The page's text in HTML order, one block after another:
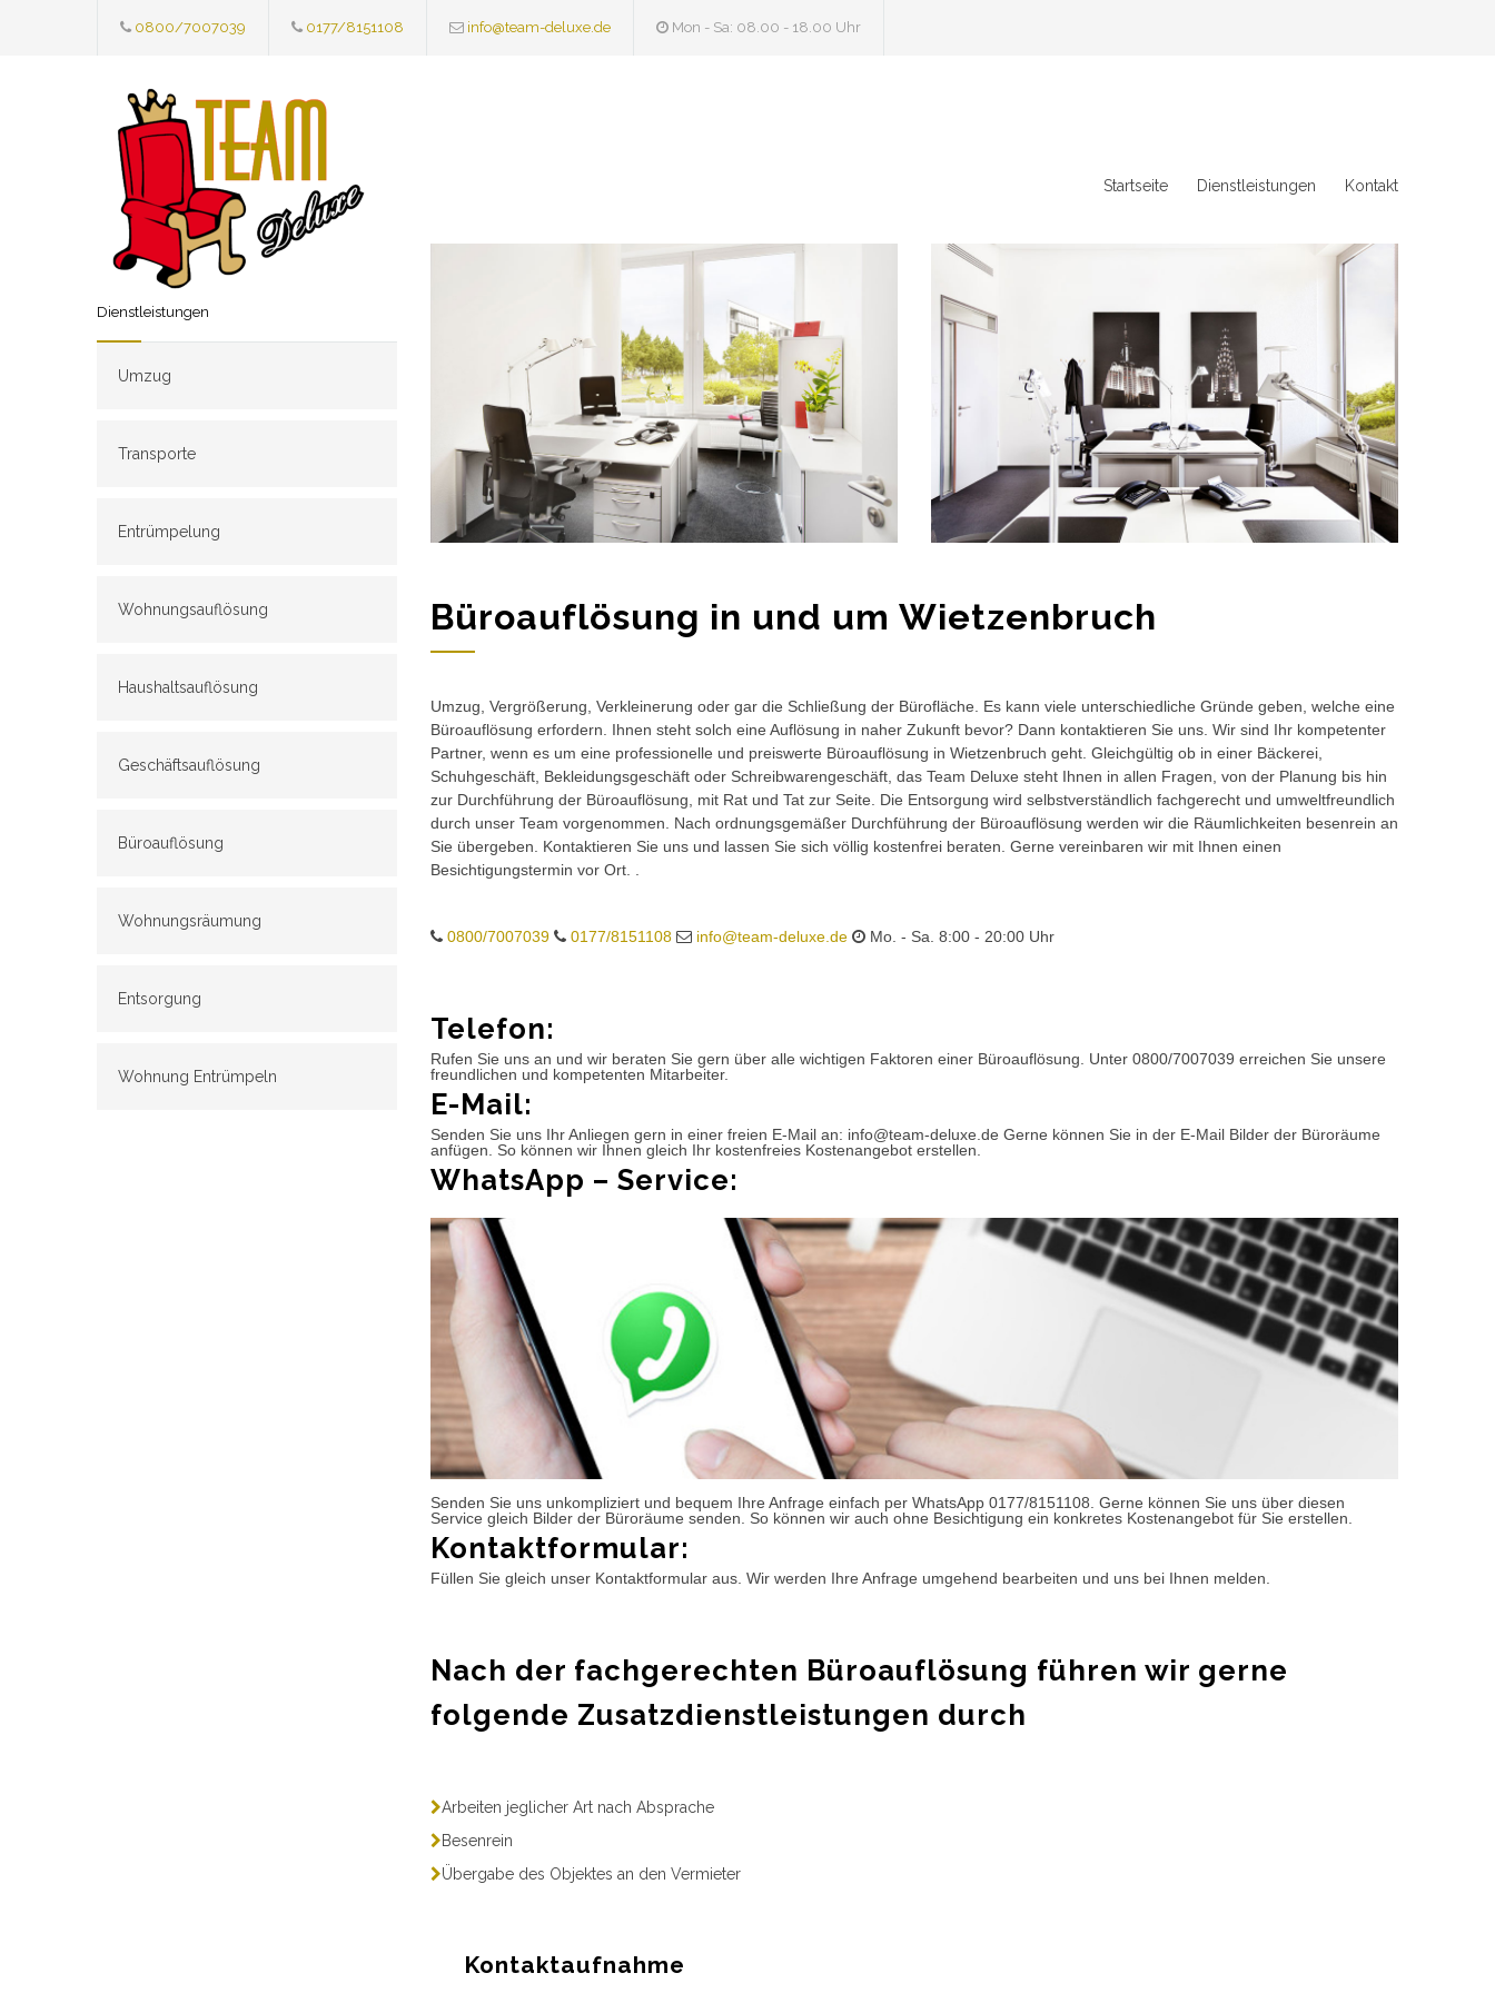
0800/7007039 0177/8151108 info@team-deluxe.de Mon - Sa: 08.00 - 18.00 Uhr
Startseite Dienstleistungen Kontakt
Dienstleistungen
Umzug
Transporte
Entrümpelung
Wohnungsauflösung
Haushaltsauflösung
Geschäftsauflösung
Büroauflösung
Wohnungsräumung
Entsorgung
Wohnung Entrümpeln
Büroauflösung in und um Wietzenbruch
Umzug, Vergrößerung, Verkleinerung oder gar die Schließung der Bürofläche. Es kann viele unterschiedliche Gründe geben, welche eine
Büroauflösung erfordern. Ihnen steht solch eine Auflösung in naher Zukunft bevor? Dann kontaktieren Sie uns. Wir sind Ihr kompetenter
Partner, wenn es um eine professionelle und preiswerte Büroauflösung in Wietzenbruch geht. Gleichgültig ob in einer Bäckerei,
Schuhgeschäft, Bekleidungsgeschäft oder Schreibwarengeschäft, das Team Deluxe steht Ihnen in allen Fragen, von der Planung bis hin
zur Durchführung der Büroauflösung, mit Rat und Tat zur Seite. Die Entsorgung wird selbstverständlich fachgerecht und umweltfreundlich
durch unser Team vorgenommen. Nach ordnungsgemäßer Durchführung der Büroauflösung werden wir die Räumlichkeiten besenrein an
Sie übergeben. Kontaktieren Sie uns und lassen Sie sich völlig kostenfrei beraten. Gerne vereinbaren wir mit Ihnen einen
Besichtigungstermin vor Ort. .
0800/7007039 0177/8151108 info@team-deluxe.de Mo. - Sa. 8:00 - 20:00 Uhr
Telefon:
Rufen Sie uns an und wir beraten Sie gern über alle wichtigen Faktoren einer Büroauflösung. Unter 0800/7007039 erreichen Sie unsere
freundlichen und kompetenten Mitarbeiter.
E-Mail:
Senden Sie uns Ihr Anliegen gern in einer freien E-Mail an: info@team-deluxe.de Gerne können Sie in der E-Mail Bilder der Büroräume
anfügen. So können wir Ihnen gleich Ihr kostenfreies Kostenangebot erstellen.
WhatsApp – Service:
Senden Sie uns unkompliziert und bequem Ihre Anfrage einfach per WhatsApp 0177/8151108. Gerne können Sie uns über diesen
Service gleich Bilder der Büroräume senden. So können wir auch ohne Besichtigung ein konkretes Kostenangebot für Sie erstellen.
Kontaktformular:
Füllen Sie gleich unser Kontaktformular aus. Wir werden Ihre Anfrage umgehend bearbeiten und uns bei Ihnen melden.
Nach der fachgerechten Büroauflösung führen wir gerne
folgende Zusatzdienstleistungen durch
Arbeiten jeglicher Art nach Absprache
Besenrein
Übergabe des Objektes an den Vermieter
Kontaktaufnahme